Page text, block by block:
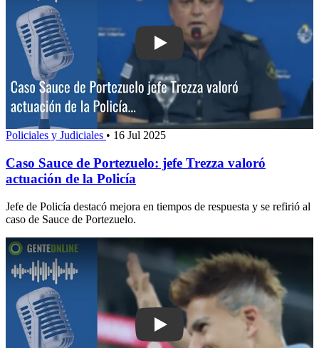
Play: Caso Sauce de Portezuelo: jefe
Policiales y Judiciales • 16 Jul 2025
Caso Sauce de Portezuelo: jefe Trezza valoró
actuación de la Policía
Jefe de Policía destacó mejora en tiempos de respuesta y se refirió al
caso de Sauce de Portezuelo.
Play: “Hay que dejar trabajar a la